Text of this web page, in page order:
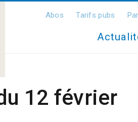
Abos Tarifs pubs
12 février